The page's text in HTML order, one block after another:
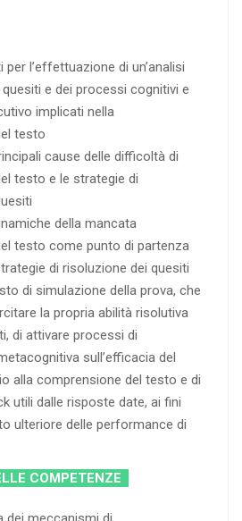
l’effettuazione di un’analisi
e dei processi cognitivi e
implicati nella
testo
cause delle difficoltà di
testo e le strategie di
della mancata
testo come punto di partenza
di risoluzione dei quesiti
di simulazione della prova, che
la propria abilità risolutiva
di attivare processi di
sull’efficacia del
alla comprensione del testo e di
utili dalle risposte date, ai fini
ulteriore delle performance di
COMPETENZE